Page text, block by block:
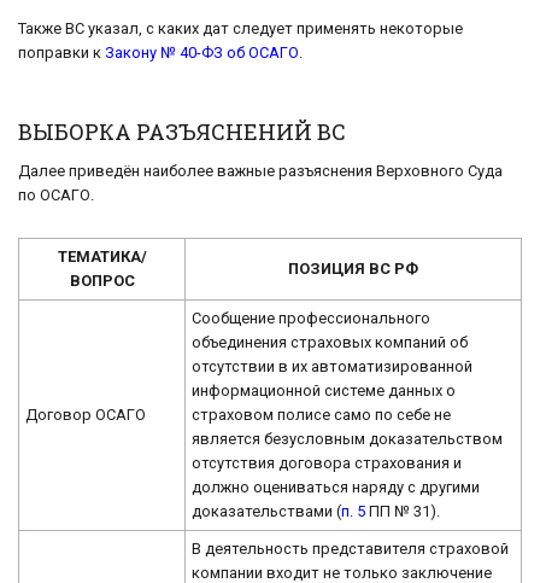
Также ВС указал, с каких дат следует применять некоторые
поправки к Закону № 40-ФЗ об ОСАГО.
ВЫБОРКА РАЗЪЯСНЕНИЙ ВС
Далее приведён наиболее важные разъяснения Верховного Суда
по ОСАГО.
ТЕМАТИКА/
ВОПРОС
ПОЗИЦИЯ ВС РФ
Договор ОСАГО
Сообщение профессионального
объединения страховых компаний об
отсутствии в их автоматизированной
информационной системе данных о
страховом полисе само по себе не
является безусловным доказательством
отсутствия договора страхования и
должно оцениваться наряду с другими
доказательствами (п. 5 ПП № 31).
В деятельность представителя страховой
компании входит не только заключение